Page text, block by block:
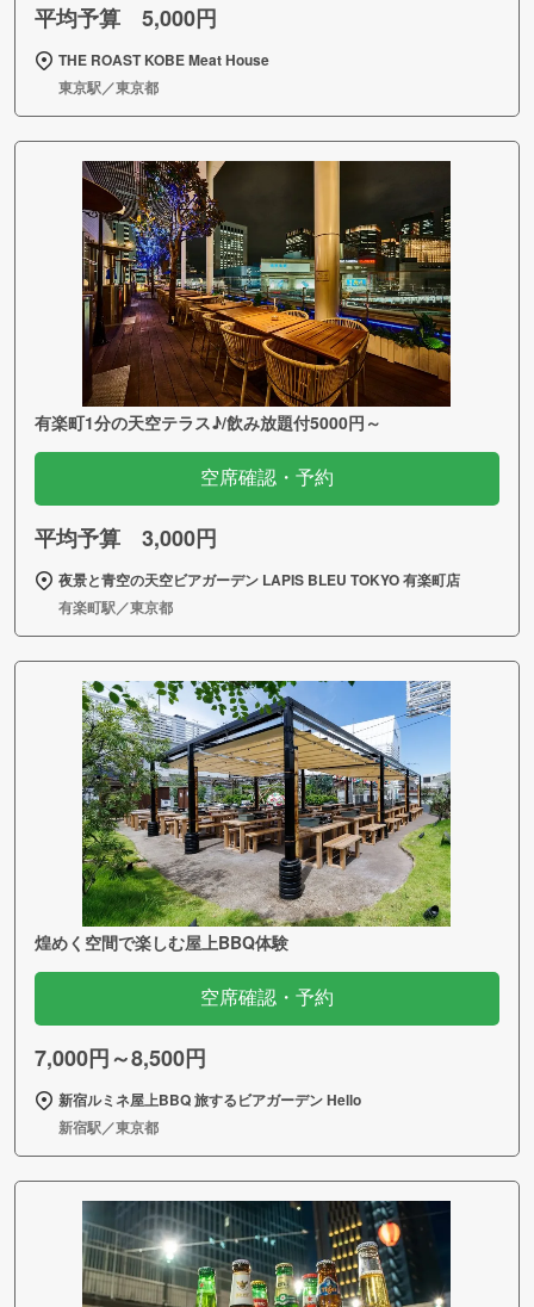
平均予算 5,000円
THE ROAST KOBE Meat House
東京駅／東京都
有楽町1分の天空テラス♪/飲み放題付5000円～
空席確認・予約
平均予算 3,000円
夜景と青空の天空ビアガーデン LAPIS BLEU TOKYO 有楽町店
有楽町駅／東京都
煌めく空間で楽しむ屋上BBQ体験
空席確認・予約
7,000円～8,500円
新宿ルミネ屋上BBQ 旅するビアガーデン Hello
新宿駅／東京都